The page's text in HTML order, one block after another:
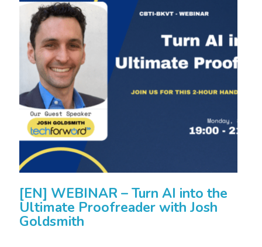
[EN] WEBINAR – Turn AI into the
Ultimate Proofreader with Josh
Goldsmith